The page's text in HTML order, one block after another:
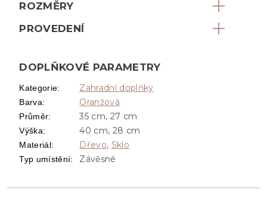
ROZMĚRY
PROVEDENÍ
DOPLŇKOVÉ PARAMETRY
Kategorie: Zahradní doplňky
Barva: Oranžová
Průměr: 35 cm, 27 cm
Výška: 40 cm, 28 cm
Materiál: Dřevo, Sklo
Typ umístění: Závěsné